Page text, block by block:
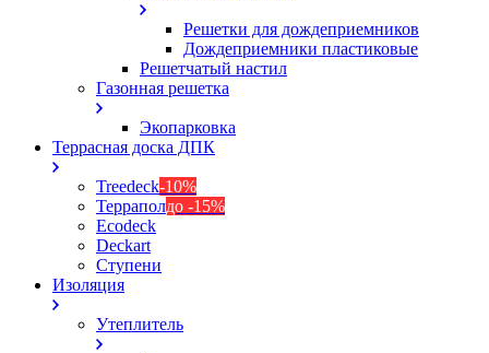
Решетки для дождеприемников
Дождеприемники пластиковые
Решетчатый настил
Газонная решетка
Экопарковка
Террасная доска ДПК
Treedeck-10%
Терраполдо -15%
Ecodeck
Deckart
Ступени
Изоляция
Утеплитель